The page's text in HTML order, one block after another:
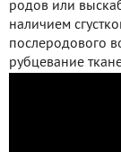
родов или
наличием
послеродового
рубцевание